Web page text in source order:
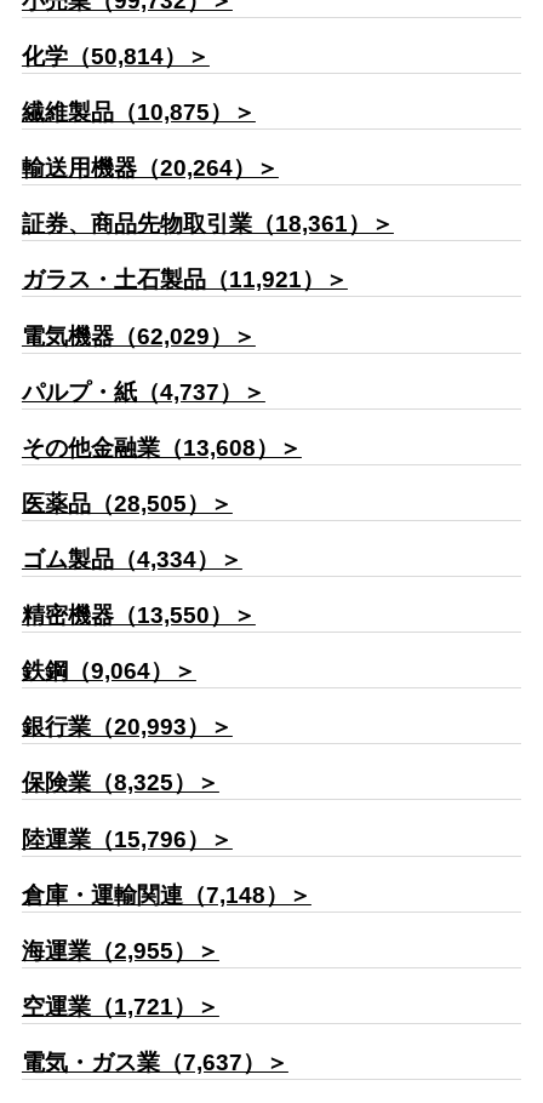
化学（50,814）＞
繊維製品（10,875）＞
輸送用機器（20,264）＞
証券、商品先物取引業（18,361）＞
ガラス・土石製品（11,921）＞
電気機器（62,029）＞
パルプ・紙（4,737）＞
その他金融業（13,608）＞
医薬品（28,505）＞
ゴム製品（4,334）＞
精密機器（13,550）＞
鉄鋼（9,064）＞
銀行業（20,993）＞
保険業（8,325）＞
陸運業（15,796）＞
倉庫・運輸関連（7,148）＞
海運業（2,955）＞
空運業（1,721）＞
電気・ガス業（7,637）＞